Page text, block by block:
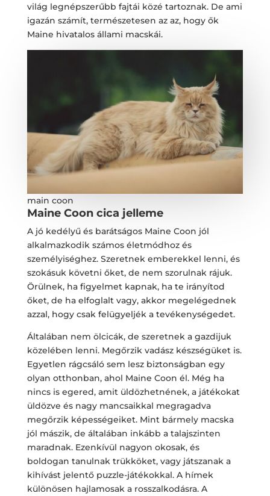
világ legnépszerűbb fajtái közé tartoznak. De ami
igazán számít, természetesen az az, hogy ők
Maine hivatalos állami macskái.
main coon
Maine Coon cica jelleme
A jó kedélyű és barátságos Maine Coon jól
alkalmazkodik számos életmódhoz és
személyiséghez. Szeretnek emberekkel lenni, és
szokásuk követni őket, de nem szorulnak rájuk.
Örülnek, ha figyelmet kapnak, ha te irányítod
őket, de ha elfoglalt vagy, akkor megelégednek
azzal, hogy csak felügyeljék a tevékenységedet.
Általában nem ölcicák, de szeretnek a gazdijuk
közelében lenni. Megőrzik vadász készségüket is.
Egyetlen rágcsáló sem lesz biztonságban egy
olyan otthonban, ahol Maine Coon él. Még ha
nincs is egered, amit üldözhetnének, a játékokat
üldözve és nagy mancsaikkal megragadva
megőrzik képességeiket. Mint bármely macska
jól mászik, de általában inkább a talajszinten
maradnak. Ezenkívül nagyon okosak, és
boldogan tanulnak trükköket, vagy játszanak a
kihívást jelentő puzzle-játékokkal. A hímek
különösen hajlamosak a rosszalkodásra. A